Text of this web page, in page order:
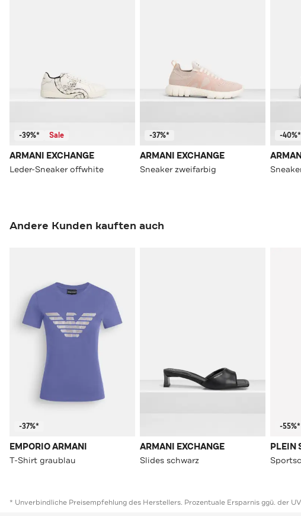
-39%* Sale
ARMANI EXCHANGE
Leder-Sneaker offwhite
-37%*
ARMANI EXCHANGE
Sneaker zweifarbig
-40%*
Andere Kunden kauften auch
-37%*
EMPORIO ARMANI
T-Shirt graublau
ARMANI EXCHANGE
Slides schwarz
-55%*
PLEIN
* Unverbindliche Preisempfehlung des Herstellers. Prozentuale Ersparnis ggü. der